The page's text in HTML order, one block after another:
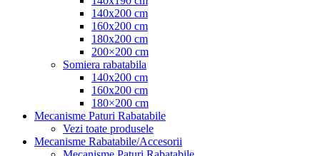
140x200 cm
160x200 cm
180x200 cm
200×200 cm
Somiera rabatabila
140x200 cm
160x200 cm
180×200 cm
Mecanisme Paturi Rabatabile
Vezi toate produsele
Mecanisme Rabatabile/Accesorii